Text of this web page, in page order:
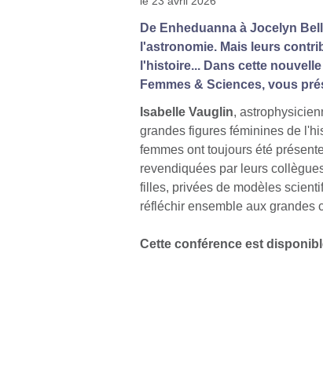
De Enheduanna à Jocelyn
l'astronomie. Mais leurs
l'histoire... Dans cette
Femmes & Sciences, vous
Isabelle Vauglin,
grandes figures féminines de
femmes ont toujours été
revendiquées par leurs
filles, privées de modèles
réfléchir ensemble aux grandes
Cette conférence est